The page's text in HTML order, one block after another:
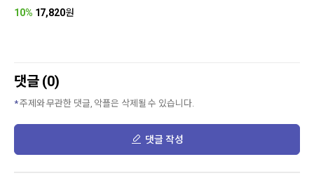
10% 17,820원
댓글 (0)
주제와 무관한 댓글, 악플은 삭제될 수 있습니다.
댓글 작성